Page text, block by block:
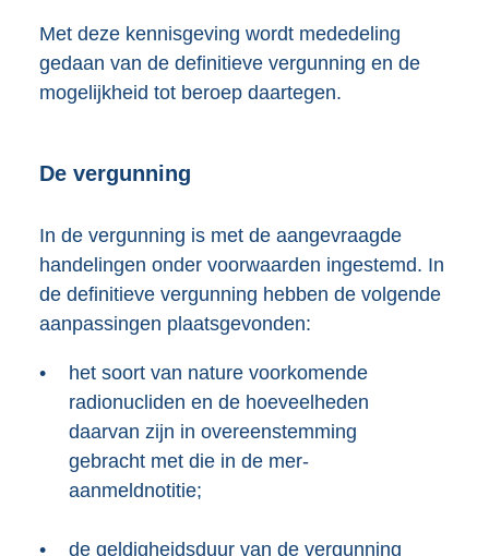
Met deze kennisgeving wordt mededeling
gedaan van de definitieve vergunning en de
mogelijkheid tot beroep daartegen.
De vergunning
In de vergunning is met de aangevraagde
handelingen onder voorwaarden ingestemd. In
de definitieve vergunning hebben de volgende
aanpassingen plaatsgevonden:
•
het soort van nature voorkomende
radionucliden en de hoeveelheden
daarvan zijn in overeenstemming
gebracht met die in de mer-
aanmeldnotitie;
•
de geldigheidsduur van de vergunning